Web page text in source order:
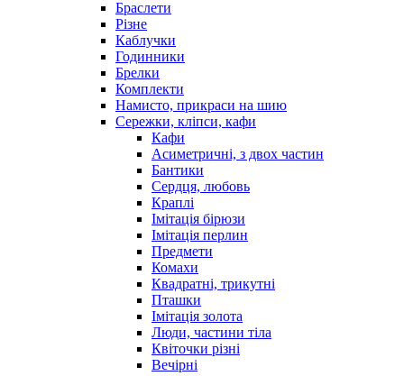
Браслети
Різне
Каблучки
Годинники
Брелки
Комплекти
Намисто, прикраси на шию
Сережки, кліпси, кафи
Кафи
Асиметричні, з двох частин
Бантики
Сердця, любовь
Краплі
Імітація бірюзи
Імітація перлин
Предмети
Комахи
Квадратні, трикутні
Пташки
Імітація золота
Люди, частини тіла
Квіточки різні
Вечірні